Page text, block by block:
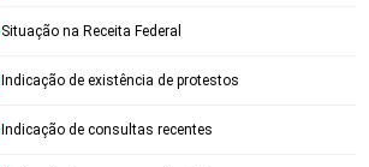
Situação na Receita Federal
Indicação de existência de protestos
Indicação de consultas recentes